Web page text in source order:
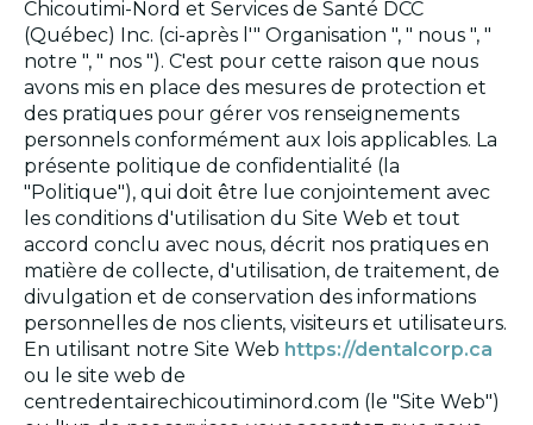
Chicoutimi-Nord et Services de Santé DCC
(Québec) Inc. (ci-après l'" Organisation ", " nous ", "
notre ", " nos "). C'est pour cette raison que nous
avons mis en place des mesures de protection et
des pratiques pour gérer vos renseignements
personnels conformément aux lois applicables. La
présente politique de confidentialité (la
"Politique"), qui doit être lue conjointement avec
les conditions d'utilisation du Site Web et tout
accord conclu avec nous, décrit nos pratiques en
matière de collecte, d'utilisation, de traitement, de
divulgation et de conservation des informations
personnelles de nos clients, visiteurs et utilisateurs.
En utilisant notre Site Web https://dentalcorp.ca
ou le site web de
centredentairechicoutiminord.com (le "Site Web")